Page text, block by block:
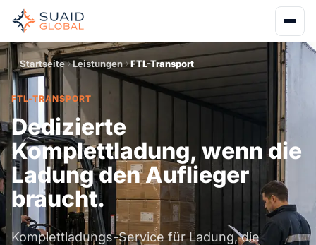
Startseite Leistungen FTL-Transport
FTL-TRANSPORT
Dedizierte
Komplettladung, wenn die
Ladung den Auflieger
braucht.
Komplettladungs-Service für Ladung, die